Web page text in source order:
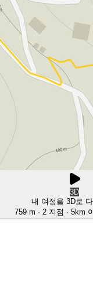
3D
내 여정을 3D로
759 m · 2 지점 · 5km